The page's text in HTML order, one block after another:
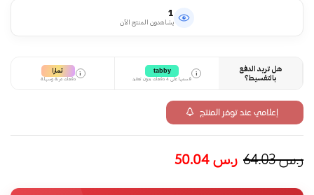
1
يشاهدون المنتج الآن
هل تريد الدفع
بالتقسيط؟
i
tabby
قسمها على 4 دفعات بدون تعقيد
i تمارا
دفعات مرنة وسهلة
إعلامي عند توفر المنتج
ر.س64.03 ر.س